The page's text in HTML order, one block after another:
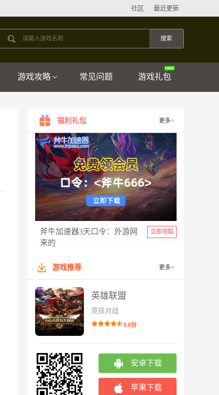
最近更新
社区
游戏攻略 常见问题 游戏礼包
福利礼包 更多>
斧牛加速器3天口令：外游网
来的
立即领取
游戏推荐 更多>
英雄联盟
竞技对战
9.0分
安卓下载
苹果下载